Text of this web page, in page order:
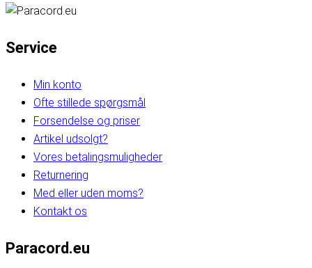
Service
Min konto
Ofte stillede spørgsmål
Forsendelse og priser
Artikel udsolgt?
Vores betalingsmuligheder
Returnering
Med eller uden moms?
Kontakt os
Paracord.eu